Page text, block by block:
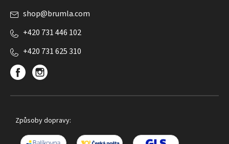
shop@brumla.com
+420 731 446 102
+420 731 625 310
Způsoby dopravy: